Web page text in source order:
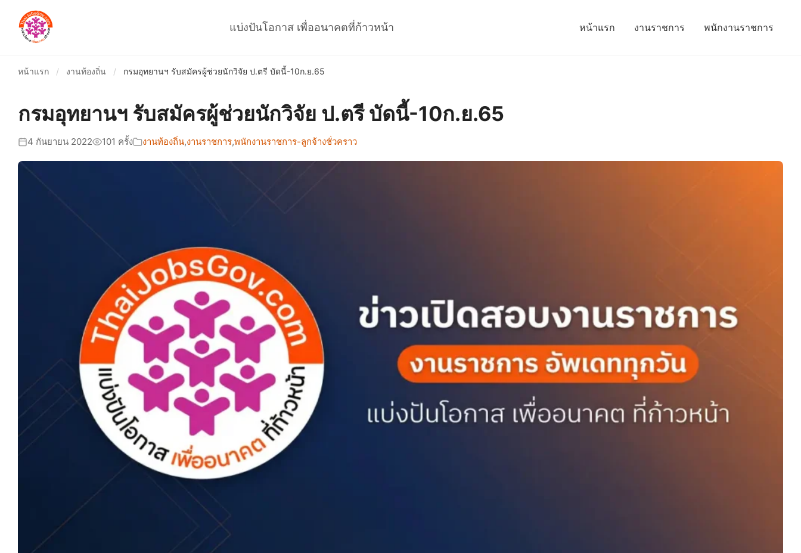
แบ่งปันโอกาส เพื่ออนาคตที่ก้าวหน้า หน้าแรก งานราชการ พนักงานราชการ
หน้าแรก / งานท้องถิ่น / กรมอุทยานฯ รับสมัครผู้ช่วยนักวิจัย ป.ตรี บัดนี้-10ก.ย.65
กรมอุทยานฯ รับสมัครผู้ช่วยนักวิจัย ป.ตรี บัดนี้-10ก.ย.65
4 กันยายน 2022 101 ครั้ง งานท้องถิ่น,งานราชการ,พนักงานราชการ-ลูกจ้างชั่วคราว